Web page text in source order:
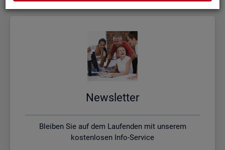
News­let­ter
Bleiben Sie auf dem Laufenden mit unserem
kostenlosen Info-Service